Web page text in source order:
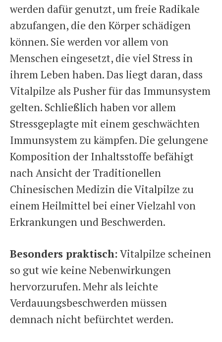
werden dafür genutzt, um freie Radikale
abzufangen, die den Körper schädigen
können. Sie werden vor allem von
Menschen eingesetzt, die viel Stress in
ihrem Leben haben. Das liegt daran, dass
Vitalpilze als Pusher für das Immunsystem
gelten. Schließlich haben vor allem
Stressgeplagte mit einem geschwächten
Immunsystem zu kämpfen. Die gelungene
Komposition der Inhaltsstoffe befähigt
nach Ansicht der Traditionellen
Chinesischen Medizin die Vitalpilze zu
einem Heilmittel bei einer Vielzahl von
Erkrankungen und Beschwerden.
Besonders praktisch:Vitalpilze scheinen
so gut wie keine Nebenwirkungen
hervorzurufen. Mehr als leichte
Verdauungsbeschwerden müssen
demnach nicht befürchtet werden.